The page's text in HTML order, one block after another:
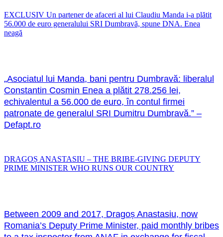
EXCLUSIV Un partener de afaceri al lui Claudiu Manda i-a plătit
56.000 de euro generalului SRI Dumbravă, spune DNA. Enea
neagă
„Asociatul lui Manda, bani pentru Dumbravă: liberalul
Constantin Cosmin Enea a plătit 278.256 lei,
echivalentul a 56.000 de euro, în contul firmei
patronate de generalul SRI Dumitru Dumbravă.” –
Defapt.ro
DRAGOȘ ANASTASIU – THE BRIBE-GIVING DEPUTY
PRIME MINISTER WHO RUNS OUR COUNTRY
Between 2009 and 2017, Dragoș Anastasiu, now
Romania’s Deputy Prime Minister, paid monthly bribes